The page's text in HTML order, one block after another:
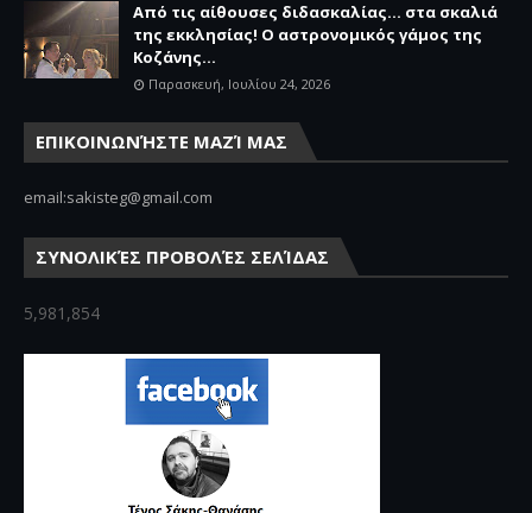
Από τις αίθουσες διδασκαλίας… στα σκαλιά
της εκκλησίας! Ο αστρονομικός γάμος της
Κοζάνης...
Παρασκευή, Ιουλίου 24, 2026
ΕΠΙΚΟΙΝΩΝΉΣΤΕ ΜΑΖΊ ΜΑΣ
email:sakisteg@gmail.com
ΣΥΝΟΛΙΚΈΣ ΠΡΟΒΟΛΈΣ ΣΕΛΊΔΑΣ
5,981,854